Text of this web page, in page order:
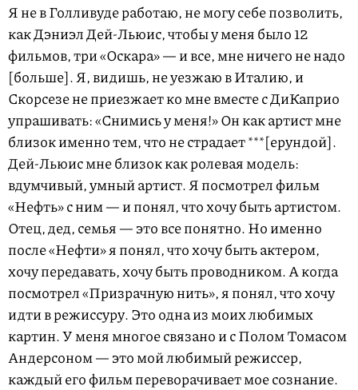
Я не в Голливуде работаю, не могу себе позволить,
как Дэниэл Дей-Льюис, чтобы у меня было 12
фильмов, три «Оскара» — и все, мне ничего не надо
[больше]. Я, видишь, не уезжаю в Италию, и
Скорсезе не приезжает ко мне вместе с ДиКаприо
упрашивать: «Снимись у меня!» Он как артист мне
близок именно тем, что не страдает ***[ерундой].
Дей-Льюис мне близок как ролевая модель:
вдумчивый, умный артист. Я посмотрел фильм
«Нефть» с ним — и понял, что хочу быть артистом.
Отец, дед, семья — это все понятно. Но именно
после «Нефти» я понял, что хочу быть актером,
хочу передавать, хочу быть проводником. А когда
посмотрел «Призрачную нить», я понял, что хочу
идти в режиссуру. Это одна из моих любимых
картин. У меня многое связано и с Полом Томасом
Андерсоном — это мой любимый режиссер,
каждый его фильм переворачивает мое сознание.